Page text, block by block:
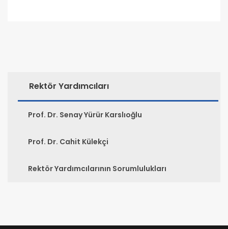
Rektör Yardımcıları
Prof. Dr. Senay Yürür Karslıoğlu
Prof. Dr. Cahit Külekçi
Rektör Yardımcılarının Sorumlulukları